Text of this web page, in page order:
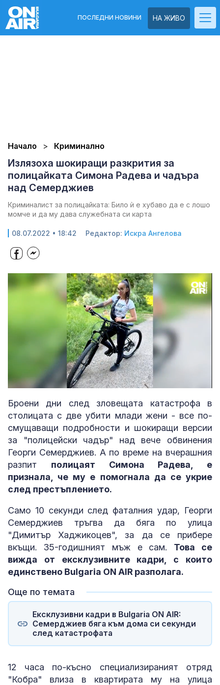
НА ЖИВО
ПОСЛЕДНИ НОВИНИ
Начало Криминално
Излязоха шокиращи разкрития за
полицайката Симона Радева и чадъра
над Семерджиев
Криминалист за полицайката: Било ѝ е хубаво да е с лошо
момче и да му дава служебната си карта
08.07.2022 • 18:42 Редактор: Искра Ангелова
Loaded:
24.67%
Броени дни след зловещата катастрофа в
столицата с две убити млади жени - все по-
смущаващи подробности и шокиращи версии
за "полицейски чадър" над вече обвинения
Георги Семерджиев. А по време на вчерашния
разпит полицаят Симона Радева, е
признала, че му е помогнала да се укрие
след престъплението.
Само 10 секунди след фаталния удар, Георги
Семерджиев тръгва да бяга по улица
"Димитър Хаджикоцев", за да се прибере
вкъщи. 35-годишният мъж е сам. Това се
вижда от ексклузивните кадри, с които
единствено Bulgaria ON AIR разполага.
Още по темата
Ексклузивни кадри в Bulgaria ON AIR:
Семерджиев бяга към дома си секунди
след катастрофата
12 часа по-късно специализираният отряд
"Кобра" влиза в квартирата му на улица